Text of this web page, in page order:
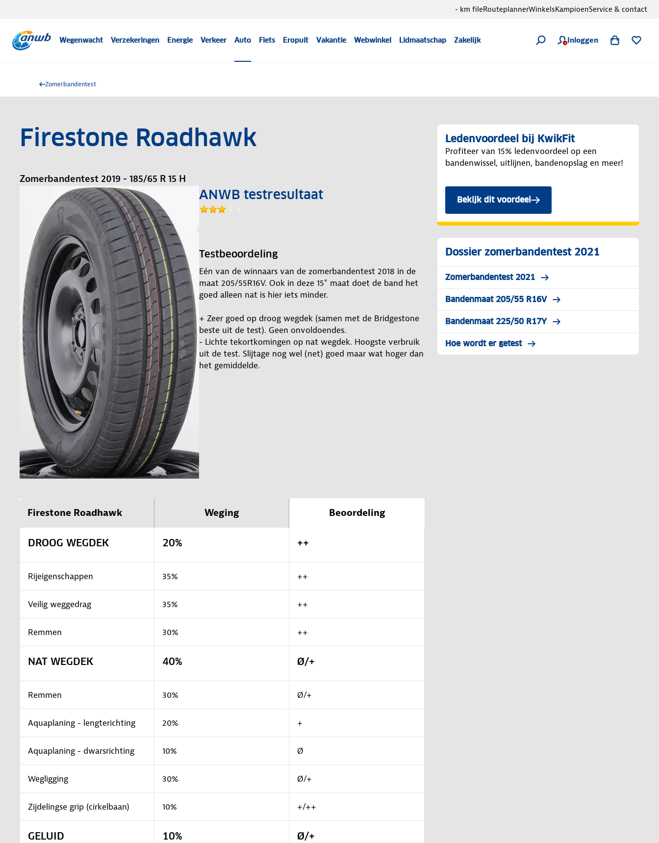
Wegenwacht Verzekeringen Energie Verkeer Auto Fiets Eropuit Vakantie Webwinkel Lidmaatschap Zakelijk Inloggen
- km fileRouteplannerWinkelsKampioenService & contact
Zomerbandentest
Firestone Roadhawk
Zomerbandentest 2019 - 185/65 R 15 H
ANWB testresultaat
Testbeoordeling
Eén van de winnaars van de zomerbandentest 2018 in de
maat 205/55R16V. Ook in deze 15" maat doet de band het
goed alleen nat is hier iets minder.
+ Zeer goed op droog wegdek (samen met de Bridgestone
beste uit de test). Geen onvoldoendes.
- Lichte tekortkomingen op nat wegdek. Hoogste verbruik
uit de test. Slijtage nog wel (net) goed maar wat hoger dan
het gemiddelde.
Firestone Roadhawk Weging Beoordeling
DROOG WEGDEK 20% ++
Rijeigenschappen 35% ++
Veilig weggedrag 35% ++
Remmen 30% ++
NAT WEGDEK 40% Ø/+
Remmen 30% Ø/+
Aquaplaning - lengterichting 20% +
Aquaplaning - dwarsrichting 10% Ø
Wegligging 30% Ø/+
Zijdelingse grip (cirkelbaan) 10% +/++
GELUID 10% Ø/+
Ledenvoordeel bij KwikFit
Profiteer van 15% ledenvoordeel op een
bandenwissel, uitlijnen, bandenopslag en meer!
Bekijk dit voordeel
Dossier zomerbandentest 2021
Zomerbandentest 2021
Bandenmaat 205/55 R16V
Bandenmaat 225/50 R17Y
Hoe wordt er getest